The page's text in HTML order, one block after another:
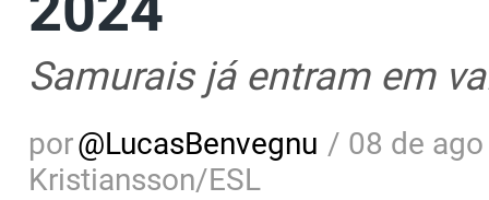
Samurais já entram em
por@LucasBenvegnu / 08 de
Kristiansson/ESL